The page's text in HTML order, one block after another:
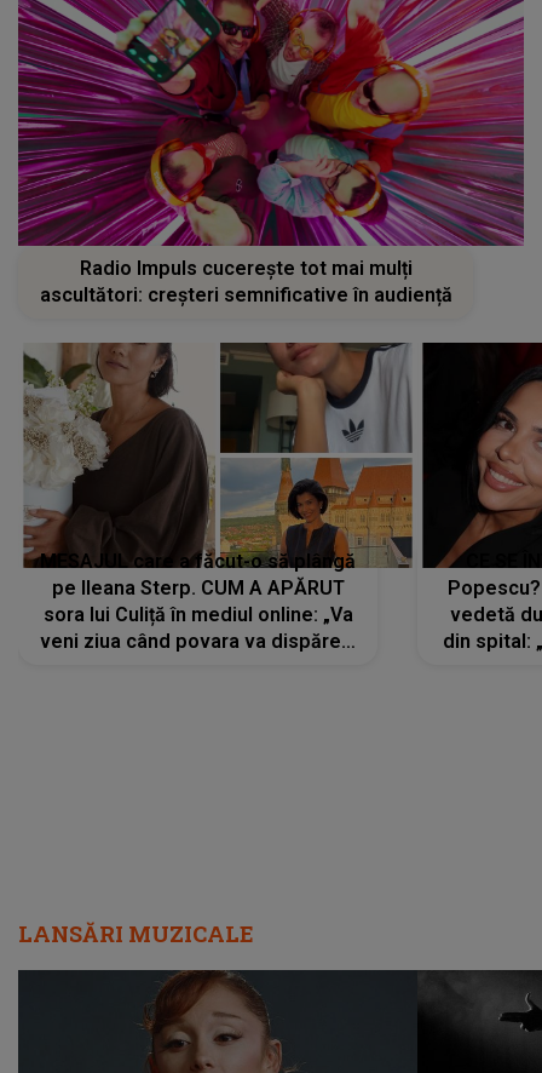
Radio Impuls cucerește tot mai mulți
ascultători: creșteri semnificative în audiență
MESAJUL care a făcut-o să plângă
pe Ileana Sterp. CUM A APĂRUT
sora lui Culiță în mediul online: „Va
veni ziua când povara va dispărea,
vedetă
din spital:
LANSĂRI MUZICALE